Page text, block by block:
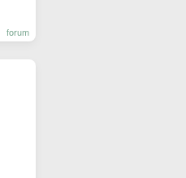
forum